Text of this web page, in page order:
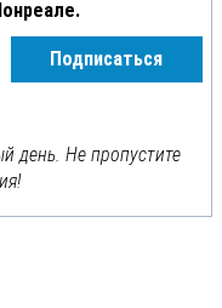
день. Не пропустите